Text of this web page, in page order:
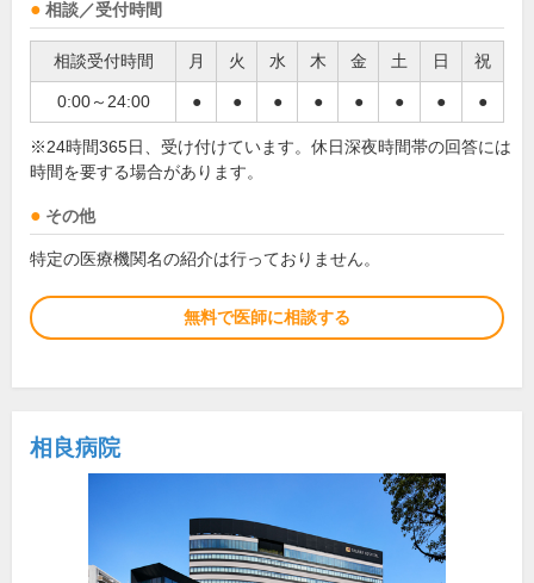
相談／受付時間
相談受付時間 月 火 水 木 金 土 日 祝
0:00～24:00 ● ● ● ● ● ● ● ●
※24時間365日、受け付けています。休日深夜時間帯の回答には
時間を要する場合があります。
その他
特定の医療機関名の紹介は行っておりません。
無料で医師に相談する
相良病院